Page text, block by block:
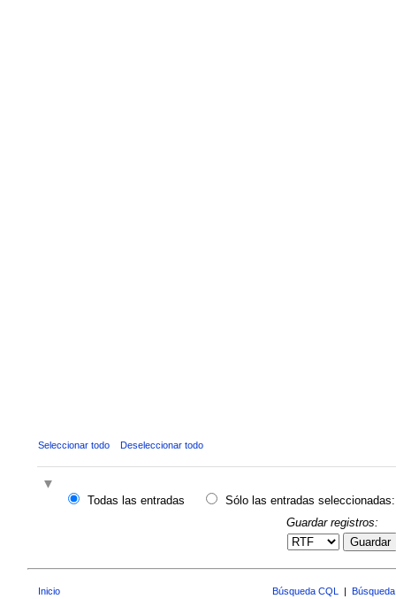
Seleccionar todo Deseleccionar todo
Todas las entradas
Sólo las entradas seleccionadas:
Guardar registros:
Guardar
Inicio Búsqueda CQL